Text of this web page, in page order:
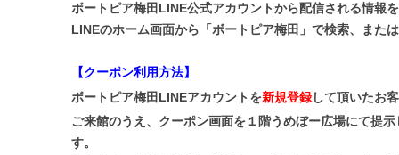
ボートピア梅田LINE公式アカウントから配信される情報
LINEのホーム画面から「ボートピア梅田」で検索、また
【クーポン利用方法】
ボートピア梅田LINEアカウントを新規登録して頂いたお
ご来館のうえ、クーポン画面を１階うめぼー広場にて提
す。